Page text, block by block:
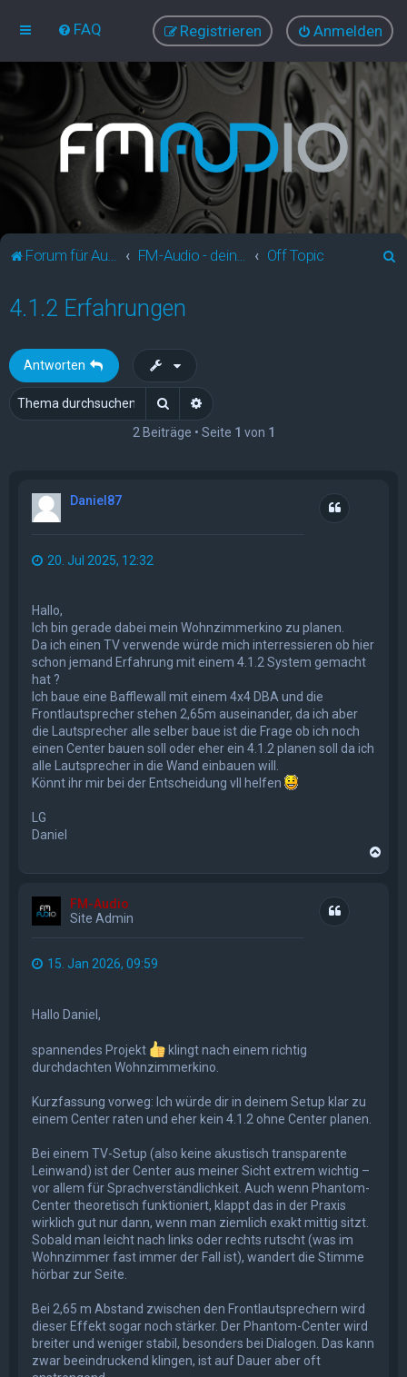
FAQ Anmelden
Registrieren
Forum für Audio und Video Off Topic
4.1.2 Erfahrungen
Antworten
Suche Erweiterte Suche
2 Beiträge • Seite 1 von 1
Daniel87 Zitat
20. Jul 2025, 12:32
Hallo,
Ich bin gerade dabei mein Wohnzimmerkino zu planen.
Da ich einen TV verwende würde mich interressieren ob hier
schon jemand Erfahrung mit einem 4.1.2 System gemacht
hat ?
Ich baue eine Bafflewall mit einem 4x4 DBA und die
Frontlautsprecher stehen 2,65m auseinander, da ich aber
die Lautsprecher alle selber baue ist die Frage ob ich noch
einen Center bauen soll oder eher ein 4.1.2 planen soll da ich
alle Lautsprecher in die Wand einbauen will.
Könnt ihr mir bei der Entscheidung vll helfen
LG
Daniel
FM-Audio
Site Admin
Zitat
15. Jan 2026, 09:59
Hallo Daniel,
spannendes Projekt
klingt nach einem richtig
durchdachten Wohnzimmerkino.
Kurzfassung vorweg: Ich würde dir in deinem Setup klar zu
einem Center raten und eher kein 4.1.2 ohne Center planen.
Bei einem TV-Setup (also keine akustisch transparente
Leinwand) ist der Center aus meiner Sicht extrem wichtig –
vor allem für Sprachverständlichkeit. Auch wenn Phantom-
Center theoretisch funktioniert, klappt das in der Praxis
wirklich gut nur dann, wenn man ziemlich exakt mittig sitzt.
Sobald man leicht nach links oder rechts rutscht (was im
Wohnzimmer fast immer der Fall ist), wandert die Stimme
hörbar zur Seite.
Bei 2,65 m Abstand zwischen den Frontlautsprechern wird
dieser Effekt sogar noch stärker. Der Phantom-Center wird
breiter und weniger stabil, besonders bei Dialogen. Das kann
zwar beeindruckend klingen, ist auf Dauer aber oft